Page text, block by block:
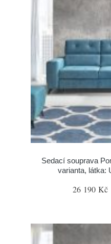
Sedací souprava
varianta, látka:
26 190 Kč